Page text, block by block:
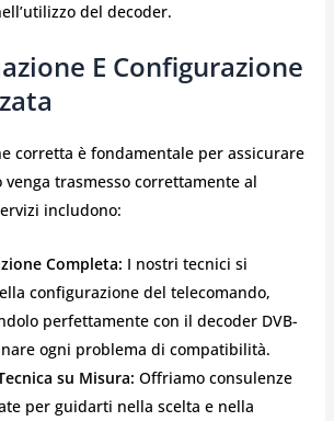
del decoder.
E Configurazione
corretta è fondamentale per assicurare
venga trasmesso correttamente al
includono:
Completa: I nostri tecnici si
configurazione del telecomando,
perfettamente con il decoder DVB-
ogni problema di compatibilità.
su Misura: Offriamo consulenze
per guidarti nella scelta e nella